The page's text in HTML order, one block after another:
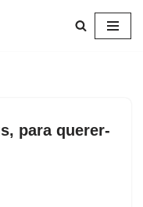
para querer-